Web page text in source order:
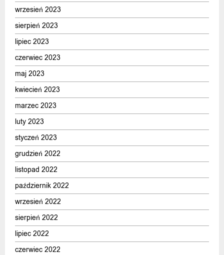
wrzesień 2023
sierpień 2023
lipiec 2023
czerwiec 2023
maj 2023
kwiecień 2023
marzec 2023
luty 2023
styczeń 2023
grudzień 2022
listopad 2022
październik 2022
wrzesień 2022
sierpień 2022
lipiec 2022
czerwiec 2022